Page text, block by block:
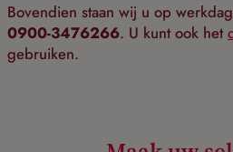
Bovendien staan wij u op
0900-3476266. U kunt ook het
gebruiken.